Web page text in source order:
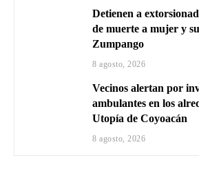
Detienen a
de muerte a mujer y
Zumpango
8 agosto, 2026
Vecinos alertan por
ambulantes en los
Utopía de Coyoacán
8 agosto, 2026